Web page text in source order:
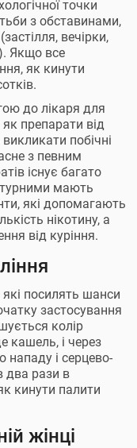
точки
з обставинами,
вечірки,
Якщо все
як кинути
до лікаря для
як препарати від
побічні
з певним
існує багато
мають
які допомагають
нікотину, а
від куріння.
які посилять шанси
застосування
колір
кашель, і через
нападу і серцево-
два рази в
кинути палити
жінці